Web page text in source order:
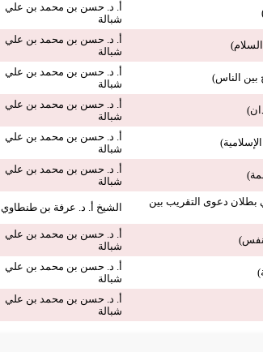
أ. د. حسن بن محمد بن علي
شبالة
أ. د. حسن بن محمد بن علي
شبالة
بين الناس)
أ. د. حسن بن محمد بن علي
شبالة
أ. د. حسن بن محمد بن علي
شبالة
أ. د. حسن بن محمد بن علي
شبالة
أ. د. حسن بن محمد بن علي
شبالة
دعوى التقريب بين
الشيخ أ. د. عرفة بن طنطاوي
أ. د. حسن بن محمد بن علي
شبالة
أ. د. حسن بن محمد بن علي
شبالة
أ. د. حسن بن محمد بن علي
شبالة